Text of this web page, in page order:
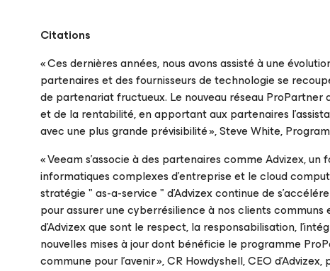
Citations
«Ces dernières années, nous avons assisté à une
partenaires et des fournisseurs de technologie se
de partenariat fructueux. Le nouveau réseau
et de la rentabilité, en apportant aux partenaires
avec une plus grande prévisibilité», Steve White,
«Veeam s'associe à des partenaires comme Advizex,
informatiques complexes d'entreprise et le cloud
stratégie " as-a-service " d'Advizex continue de
pour assurer une cyberrésilience à nos clients
d’Advizex que sont le respect, la responsabilisation,
nouvelles mises à jour dont bénéficie le programme
commune pour l’avenir», CR Howdyshell, CEO